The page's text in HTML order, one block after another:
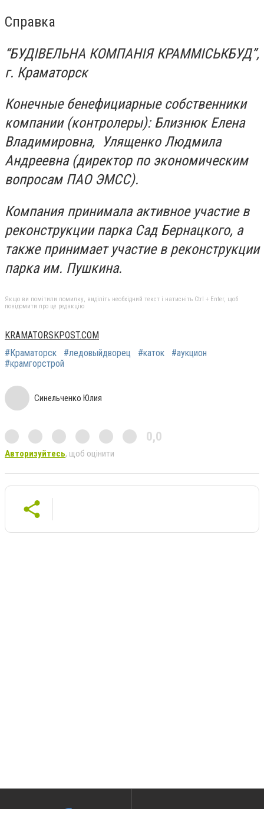
Справка
“БУДІВЕЛЬНА КОМПАНІЯ КРАММІСЬКБУД”,
г. Краматорск
Конечные бенефициарные собственники
компании (контролеры): Близнюк Елена
Владимировна, Улященко Людмила
Андреевна (директор по экономическим
вопросам ПАО ЭМСС).
Компания принимала активное участие в
реконструкции парка Сад Бернацкого, а
также принимает участие в реконструкции
парка им. Пушкина.
Якщо ви помітили помилку, виділіть необхідний текст і натисніть Ctrl + Enter, щоб
повідомити про це редакцію
KRAMATORSKPOST.COM
#Краматорск
#ледовыйдворец #каток
#аукцион
#крамгорстрой
Синельченко Юлия
0,0
Авторизуйтесь, щоб оцінити